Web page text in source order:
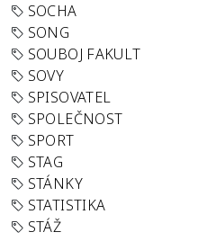
SOCHA
SONG
SOUBOJ FAKULT
SOVY
SPISOVATEL
SPOLEČNOST
SPORT
STAG
STÁNKY
STATISTIKA
STÁŽ